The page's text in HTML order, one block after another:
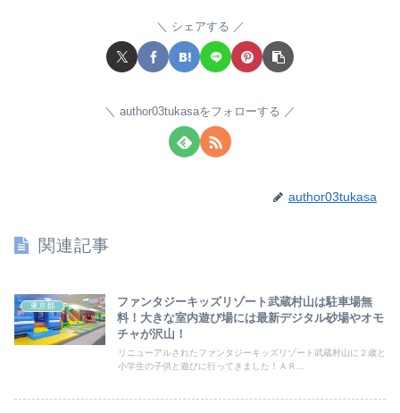
シェアする
author03tukasaをフォローする
author03tukasa
関連記事
東京都
ファンタジーキッズリゾート武蔵村山は駐車場無
料！大きな室内遊び場には最新デジタル砂場やオモ
チャが沢山！
リニューアルされたファンタジーキッズリゾート武蔵村山に２歳と
小学生の子供と遊びに行ってきました！ＡＲ...